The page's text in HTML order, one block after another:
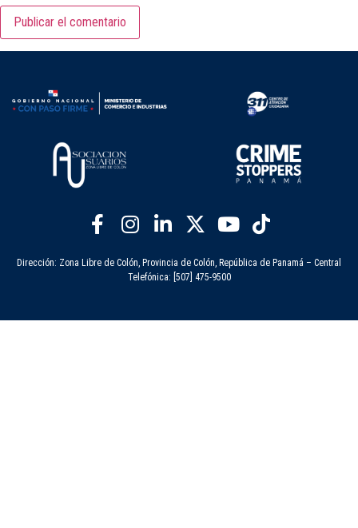
Dirección: Zona Libre de Colón, Provincia de Colón, República de Panamá – Central
Telefónica: [507] 475-9500